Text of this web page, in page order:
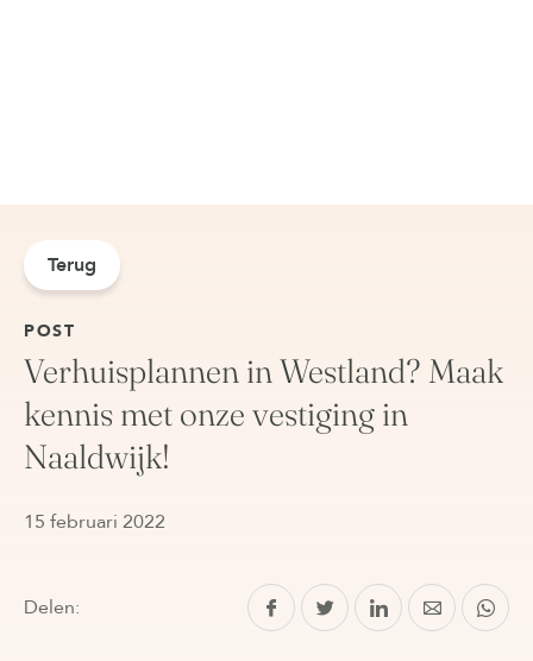
Terug
POST
Verhuisplannen in Westland? Maak
kennis met onze vestiging in
Naaldwijk!
15 februari 2022
Delen: